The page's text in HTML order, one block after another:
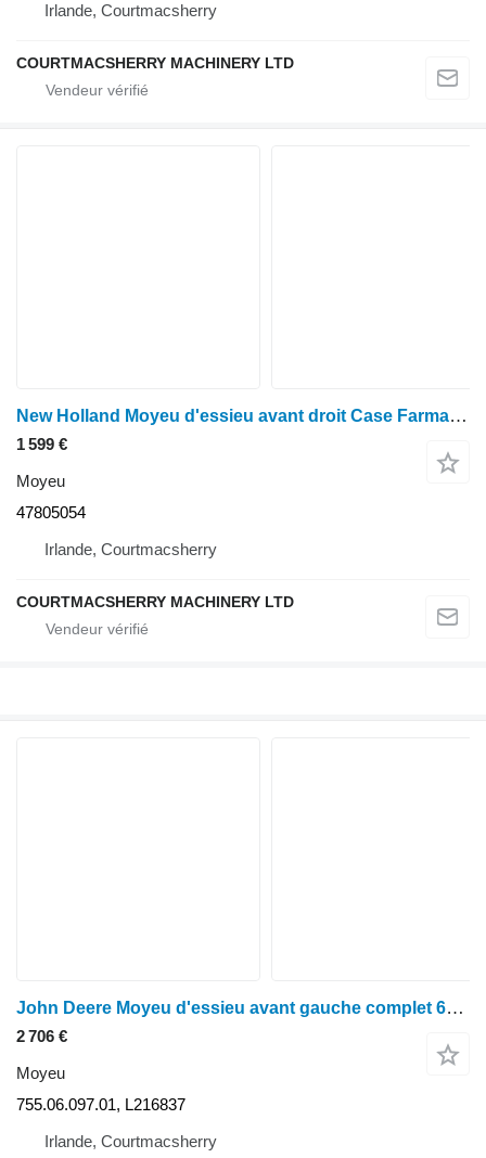
Irlande, Courtmacsherry
COURTMACSHERRY MACHINERY LTD
New Holland Moyeu d'essieu avant droit Case Farmall 120u T5.120, T5.110 47805054 pour tracteur à roues
1 599 €
Moyeu
47805054
Irlande, Courtmacsherry
COURTMACSHERRY MACHINERY LTD
John Deere Moyeu d'essieu avant gauche complet 6215r 755/314 L216837, L213026, L220 755.06.097.01 pour tracteur à roues
2 706 €
Moyeu
755.06.097.01, L216837
Irlande, Courtmacsherry